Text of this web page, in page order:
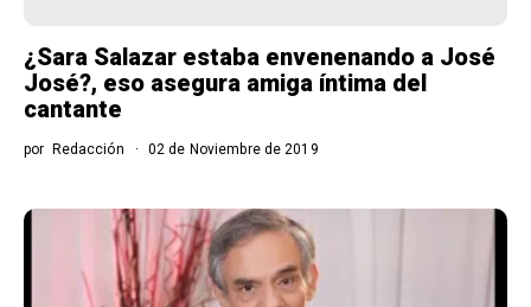
¿Sara Salazar estaba envenenando a José
José?, eso asegura amiga íntima del
cantante
por Redacción 02 de Noviembre de 2019